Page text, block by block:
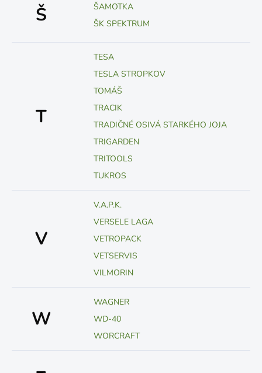
Š
ŠAMOTKA
ŠK SPEKTRUM
T
TESA
TESLA STROPKOV
TOMÁŠ
TRACIK
TRADIČNÉ OSIVÁ STARKÉHO JOJA
TRIGARDEN
TRITOOLS
TUKROS
V
V.A.P.K.
VERSELE LAGA
VETROPACK
VETSERVIS
VILMORIN
W
WAGNER
WD-40
WORCRAFT